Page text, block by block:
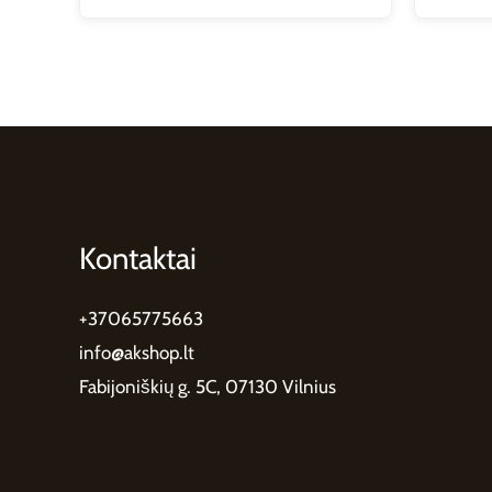
Kontaktai
+37065775663
info@akshop.lt
Fabijoniškių g. 5C, 07130 Vilnius